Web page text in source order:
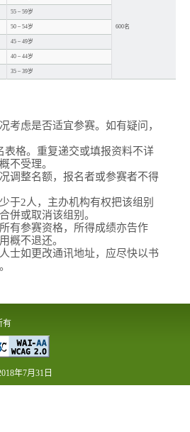
600名
55 – 59岁
50 – 54岁
45 – 49岁
40 – 44岁
35 – 39岁
考虑是否适宜参赛。如有疑问，
表格。重复递交或填报资料不详
不受理。
调整名额，报名者或参赛者不得
于2人，主办机构有权把该组别
併或取消该组别。
有参赛资格，所得成绩亦告作
概不退还。
士如更改通讯地址，应尽快以书
有
年7月31日